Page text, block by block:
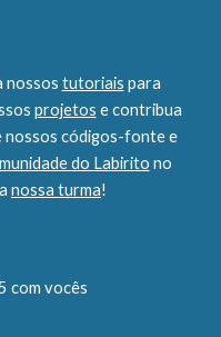
nossos tutoriais para
projetos e contribua
nossos códigos-fonte e
do Labirito no
nossa turma!
com vocês